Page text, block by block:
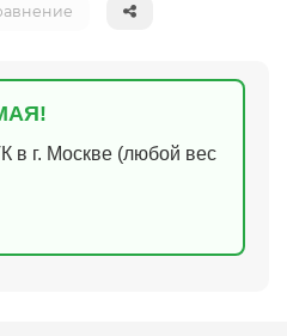
в г. Москве (любой вес